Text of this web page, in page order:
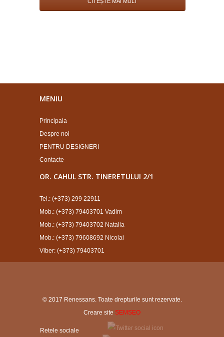
MENIU
Principala
Despre noi
PENTRU DESIGNERI
Contacte
OR. CAHUL STR. TINERETULUI 2/1
Tel.: (+373) 299 22911
Mob.: (+373) 79403701 Vadim
Mob.: (+373) 79403702 Natalia
Mob.: (+373) 79608692 Nicolai
Viber: (+373) 79403701
© 2017 Renessans. Toate drepturile sunt rezervate.
Creare site SEMSEO
Retele sociale